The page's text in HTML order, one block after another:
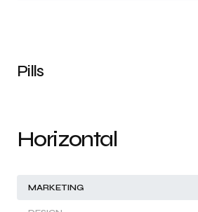
Pills
Horizontal
MARKETING